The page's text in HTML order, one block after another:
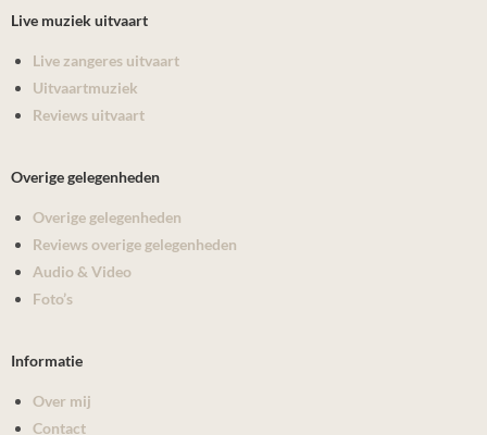
Live muziek uitvaart
Live zangeres uitvaart
Uitvaartmuziek
Reviews uitvaart
Overige gelegenheden
Overige gelegenheden
Reviews overige gelegenheden
Audio & Video
Foto’s
Informatie
Over mij
Contact